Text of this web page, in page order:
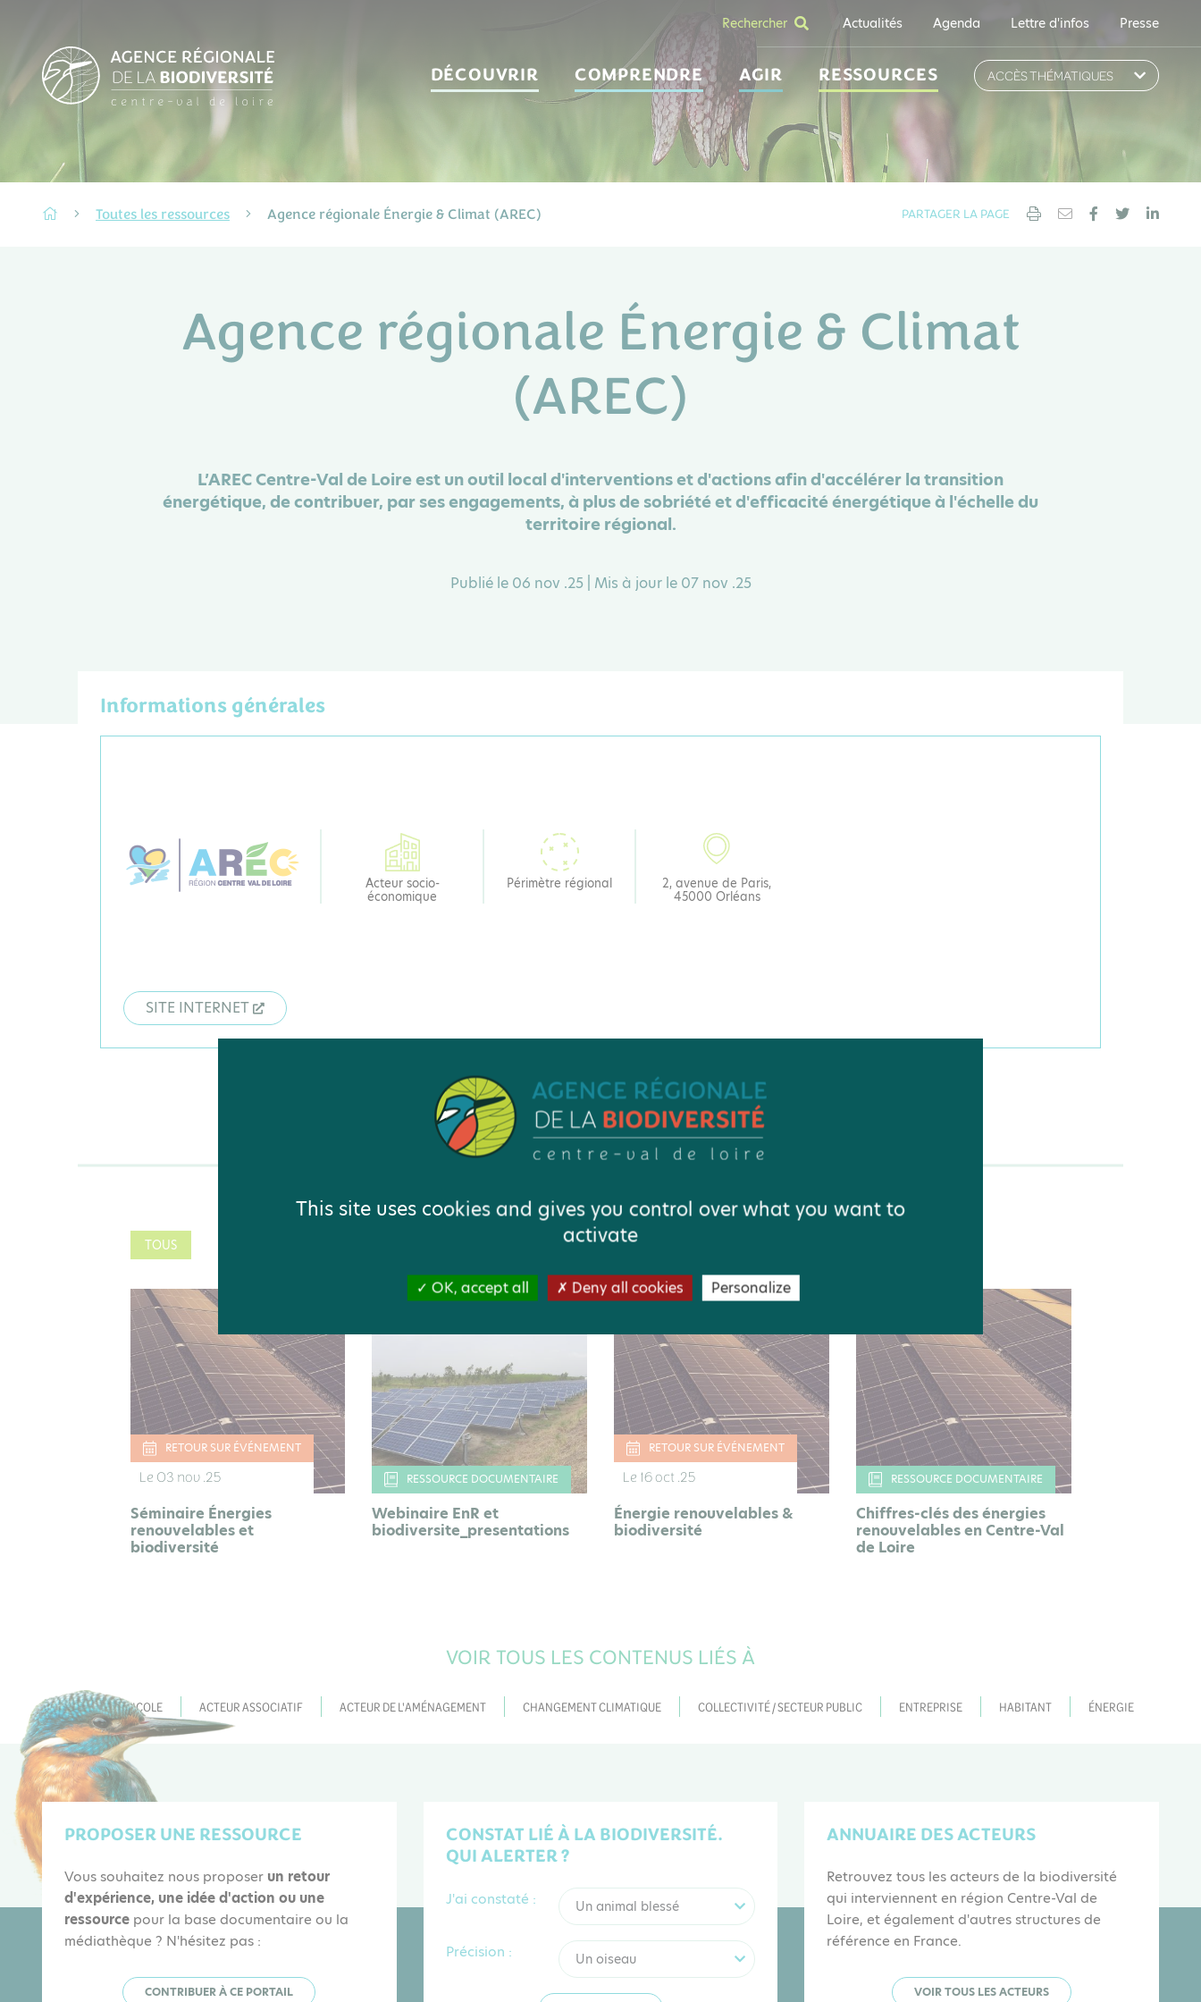
Rechercher Actualités Agenda Lettre d'infos Presse
DÉCOUVRIR COMPRENDRE AGIR RESSOURCES ACCÈS THÉMATIQUES
Toutes les ressources Agence régionale Énergie & Climat (AREC) PARTAGER LA PAGE
Agence régionale Énergie & Climat
(AREC)
L’AREC Centre-Val de Loire est un outil local d'interventions et d'actions afin d'accélérer la transition
énergétique, de contribuer, par ses engagements, à plus de sobriété et d'efficacité énergétique à l'échelle du
territoire régional.
Publié le 06 nov .25 | Mis à jour le 07 nov .25
Informations générales
Acteur socio-
économique
Périmètre régional
2, avenue de Paris,
45000 Orléans
SITE INTERNET
Vous aimerez aussi
TOUS
RETOUR SUR ÉVÉNEMENT
Le 03 nov .25
Séminaire Énergies
renouvelables et
biodiversité
RESSOURCE DOCUMENTAIRE
Webinaire EnR et
biodiversite_presentations
RETOUR SUR ÉVÉNEMENT
Le 16 oct .25
Énergie renouvelables &
biodiversité
RESSOURCE DOCUMENTAIRE
Chiffres-clés des énergies
renouvelables en Centre-Val
de Loire
VOIR TOUS LES CONTENUS LIÉS À
ACTEUR AGRICOLE ACTEUR ASSOCIATIF ACTEUR DE L'AMÉNAGEMENT CHANGEMENT CLIMATIQUE COLLECTIVITÉ / SECTEUR PUBLIC ENTREPRISE HABITANT ÉNERGIE
PROPOSER UNE RESSOURCE
Vous souhaitez nous proposer un retour
d'expérience, une idée d'action ou une
ressource pour la base documentaire ou la
médiathèque ? N'hésitez pas :
CONTRIBUER À CE PORTAIL
CONSTAT LIÉ À LA BIODIVERSITÉ.
QUI ALERTER ?
J'ai constaté : Un animal blessé
Précision : Un oiseau
ANNUAIRE DES ACTEURS
Retrouvez tous les acteurs de la biodiversité
qui interviennent en région Centre-Val de
Loire, et également d'autres structures de
référence en France.
VOIR TOUS LES ACTEURS
This site uses cookies and gives you control over what you want to
activate
OK, accept all Deny all cookies Personalize